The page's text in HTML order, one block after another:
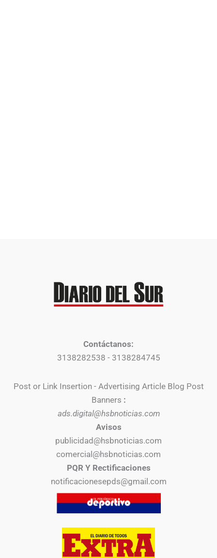
Contáctanos:
3138282538 - 3138284745
Post or Link Insertion - Advertising Article Blog Post
Banners :
ads.digital@hsbnoticias.com
Avisos
publicidad@hsbnoticias.com
comercial@hsbnoticias.com
PQR Y Rectificaciones
notificacionesepds@gmail.com